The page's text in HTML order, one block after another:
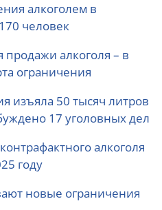
алкоголем в
человек
алкоголя – в
ограничения
изъяла 50 тысяч литров
17 уголовных дел
алкоголя
году
новые ограничения